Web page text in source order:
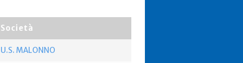
Società
U.S. MALONNO